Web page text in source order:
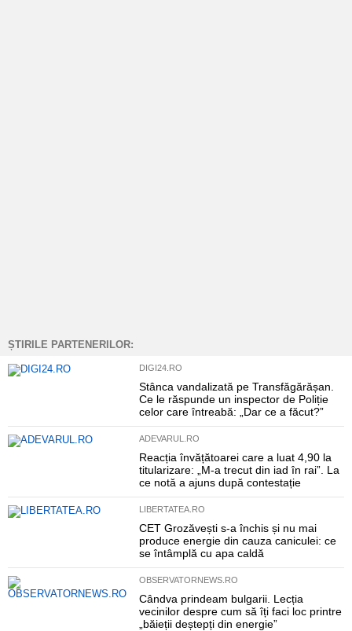
ȘTIRILE PARTENERILOR:
DIGI24.RO
Stânca vandalizată pe Transfăgărășan.
Ce le răspunde un inspector de Poliție
celor care întreabă: „Dar ce a făcut?”
ADEVARUL.RO
Reacția învățătoarei care a luat 4,90 la
titularizare: „M-a trecut din iad în rai”. La
ce notă a ajuns după contestație
LIBERTATEA.RO
CET Grozăvești s-a închis și nu mai
produce energie din cauza caniculei: ce
se întâmplă cu apa caldă
OBSERVATORNEWS.RO
Cândva prindeam bulgarii. Lecția
vecinilor despre cum să îți faci loc printre
„băieții deștepți din energie”